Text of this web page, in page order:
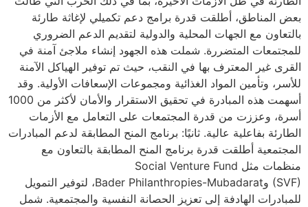
بعض المناطق، أطلقت قدرة برامج دعم تكميلي لإغاثة طارئة
بالتعاون مع الجهات المحلية والدولية لتقديم الدعم الضروري
للمجتمعات المتضررة. شملت هذه الجهود إنشاء ملاجئ آمنة في
القرى غير المعترف بها في النقب، حيث تم توفير الهياكل الآمنة
للأسر، وتأمين المواد الغذائية ومجموعات الإسعافات الأولية. وقد
أسهمت هذه المبادرة في تحقيق الاستقرار والأمان لأكثر من 1000
أسرة، وعززت من قدرة المجتمعات على التعامل مع الأزمات
الطارئة بفاعلية عالية. ثانيًا: برنامج المنح المطابقة لدعم المبادرات
المجتمعية أطلقت قدرة برنامج المنح المطابقة بالتعاون مع
منظمات مثل Social Venture Fund
(SVF) وBader Philanthropies-Mubadarat، لتوفير التمويل
للمبادرات الهادفة إلى تعزيز الحصانة النفسية والمجتمعية. شمل